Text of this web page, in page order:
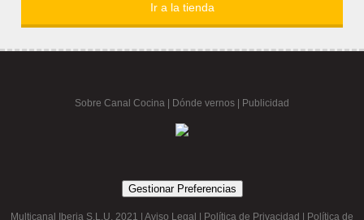
Ir a la tienda
Sobre Canal Cocina Dónde vernos | Publicidad
Gestionar Preferencias
Multicanal Iberia S.L.U. 2021 | Aviso Legal Política de Privacidad Política de